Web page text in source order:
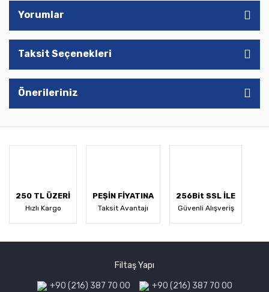
Yorumlar
Taksit Seçenekleri
Önerileriniz
250 TL ÜZERİ
Hızlı Kargo
PEŞİN FİYATINA
Taksit Avantajı
256Bit SSL İLE
Güvenli Alışveriş
Filtaş Yapı
+90 (216) 387 70 00 +90 (216) 387 70 00